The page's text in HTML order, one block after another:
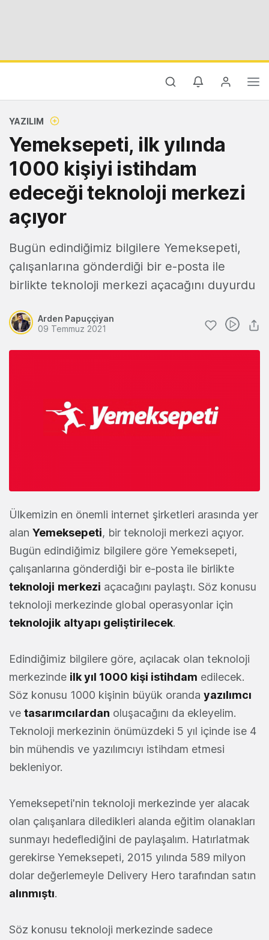
YAZILIM
Yemeksepeti, ilk yılında
1000 kişiyi istihdam
edeceği teknoloji merkezi
açıyor
Bugün edindiğimiz bilgilere Yemeksepeti,
çalışanlarına gönderdiği bir e-posta ile
birlikte teknoloji merkezi açacağını duyurdu
Arden Papuççiyan
09 Temmuz 2021
Ülkemizin en önemli internet şirketleri arasında yer
alan Yemeksepeti, bir teknoloji merkezi açıyor.
Bugün edindiğimiz bilgilere göre Yemeksepeti,
çalışanlarına gönderdiği bir e-posta ile birlikte
teknoloji merkezi açacağını paylaştı. Söz konusu
teknoloji merkezinde global operasyonlar için
teknolojik altyapı geliştirilecek.
Edindiğimiz bilgilere göre, açılacak olan teknoloji
merkezinde ilk yıl 1000 kişi istihdam edilecek.
Söz konusu 1000 kişinin büyük oranda yazılımcı
ve tasarımcılardan oluşacağını da ekleyelim.
Teknoloji merkezinin önümüzdeki 5 yıl içinde ise 4
bin mühendis ve yazılımcıyı istihdam etmesi
bekleniyor.
Yemeksepeti'nin teknoloji merkezinde yer alacak
olan çalışanlara diledikleri alanda eğitim olanakları
sunmayı hedeflediğini de paylaşalım. Hatırlatmak
gerekirse Yemeksepeti, 2015 yılında 589 milyon
dolar değerlemeyle Delivery Hero tarafından satın
alınmıştı.
Söz konusu teknoloji merkezinde sadece